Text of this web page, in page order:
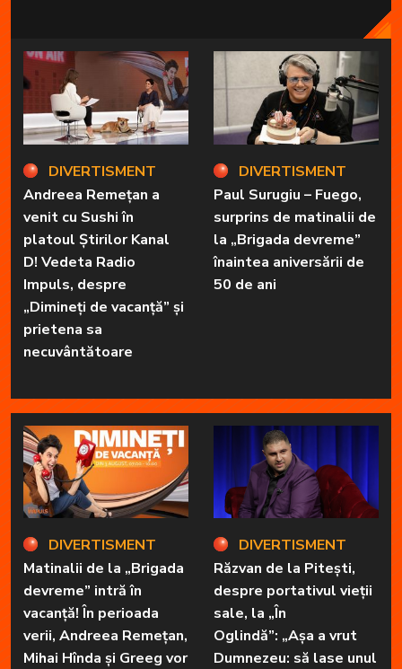
DIVERTISMENT
Andreea Remețan a
venit cu Sushi în
platoul Știrilor Kanal
D! Vedeta Radio
Impuls, despre
„Dimineți de vacanță” și
prietena sa
necuvântătoare
DIVERTISMENT
Matinalii de la „Brigada
devreme” intră în
vacanță! În perioada
verii, Andreea Remețan,
Mihai Hînda și Greeg vor
DIVERTISMENT
Paul Surugiu – Fuego,
surprins de matinalii de
la „Brigada devreme”
înaintea aniversării de
50 de ani
DIVERTISMENT
Răzvan de la Pitești,
despre portativul vieții
sale, la „În
Oglindă”: „Așa a vrut
Dumnezeu: să lase unul